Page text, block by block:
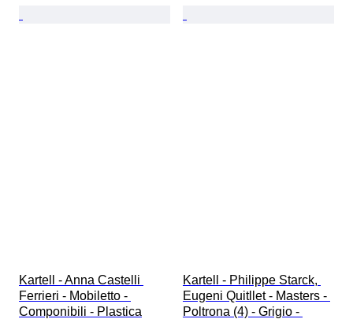
Kartell - Anna Castelli
Ferrieri - Mobiletto -
Componibili - Plastica
Kartell - Philippe Starck,
Eugeni Quitllet - Masters -
Poltrona (4) - Grigio -